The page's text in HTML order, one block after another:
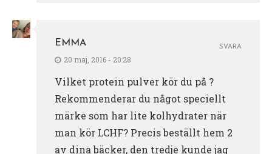
EMMA
20 maj, 2016 - 20:28
Vilket protein pulver kör du på ?
Rekommenderar du något speciellt
märke som har lite kolhydrater när
man kör LCHF? Precis beställt hem 2
av dina bäcker, den tredje kunde jag
SVARA